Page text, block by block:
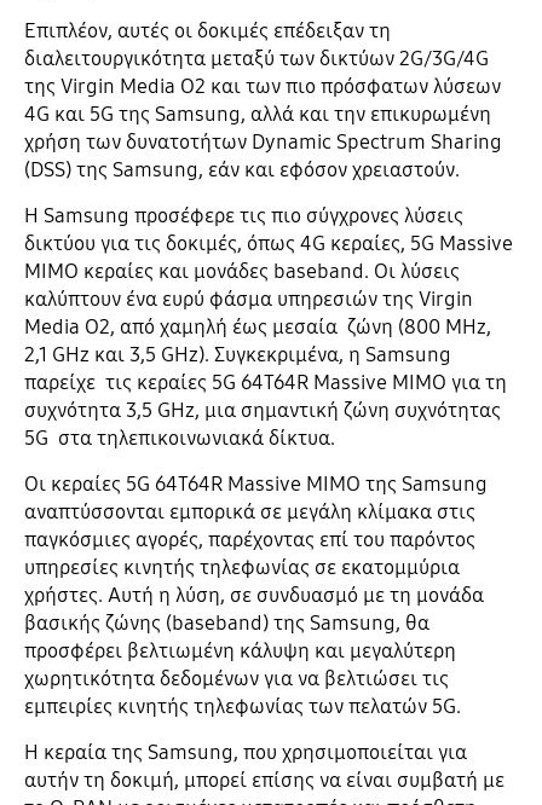
Επιπλέον, αυτές οι δοκιμές επέδειξαν τη
διαλειτουργικότητα μεταξύ των δικτύων 2G/3G/4G
της Virgin Media O2 και των πιο πρόσφατων λύσεων
4G και 5G της Samsung, αλλά και την επικυρωμένη
χρήση των δυνατοτήτων Dynamic Spectrum Sharing
(DSS) της Samsung, εάν και εφόσον χρειαστούν.
Η Samsung προσέφερε τις πιο σύγχρονες λύσεις
δικτύου για τις δοκιμές, όπως 4G κεραίες, 5G Massive
MIMO κεραίες και μονάδες baseband. Οι λύσεις
καλύπτουν ένα ευρύ φάσμα υπηρεσιών της Virgin
Media O2, από χαμηλή έως μεσαία ζώνη (800 MHz,
2,1 GHz και 3,5 GHz). Συγκεκριμένα, η Samsung
παρείχε τις κεραίες 5G 64T64R Massive MIMO για τη
συχνότητα 3,5 GHz, μια σημαντική ζώνη συχνότητας
5G στα τηλεπικοινωνιακά δίκτυα.
Οι κεραίες 5G 64T64R Massive MIMO της Samsung
αναπτύσσονται εμπορικά σε μεγάλη κλίμακα στις
παγκόσμιες αγορές, παρέχοντας επί του παρόντος
υπηρεσίες κινητής τηλεφωνίας σε εκατομμύρια
χρήστες. Αυτή η λύση, σε συνδυασμό με τη μονάδα
βασικής ζώνης (baseband) της Samsung, θα
προσφέρει βελτιωμένη κάλυψη και μεγαλύτερη
χωρητικότητα δεδομένων για να βελτιώσει τις
εμπειρίες κινητής τηλεφωνίας των πελατών 5G.
Η κεραία της Samsung, που χρησιμοποιείται για
αυτήν τη δοκιμή, μπορεί επίσης να είναι συμβατή με